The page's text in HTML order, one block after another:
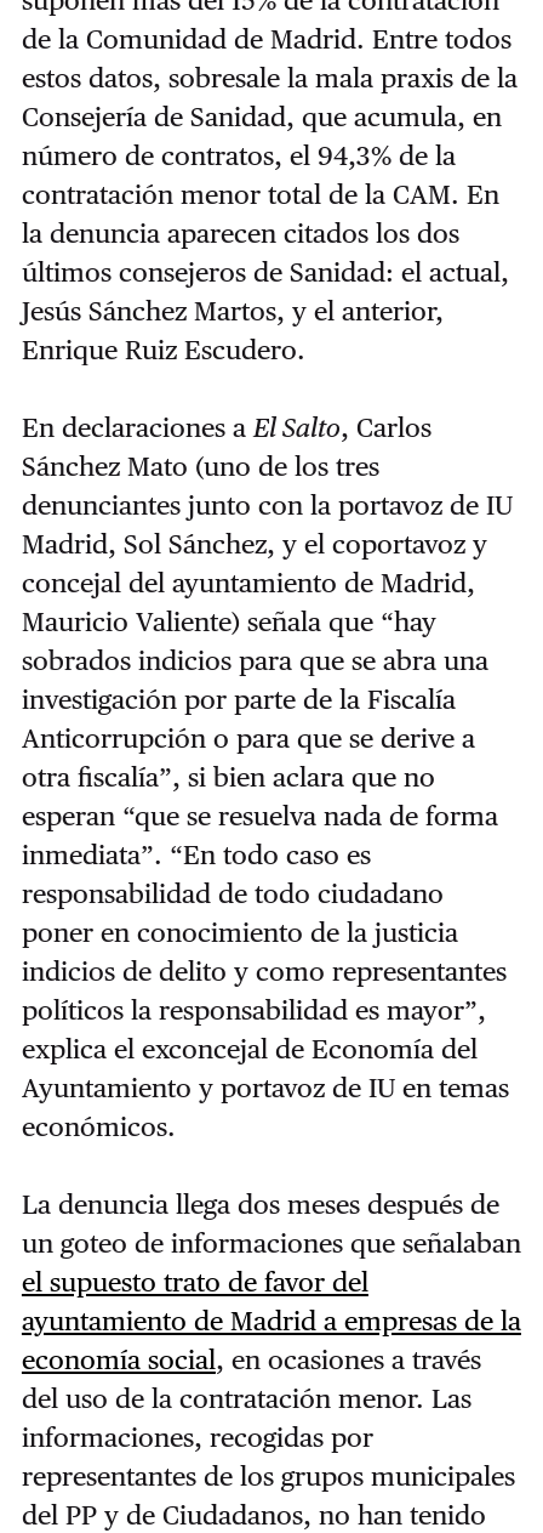
de la Comunidad de Madrid. Entre todos
estos datos, sobresale la mala praxis de la
Consejería de Sanidad, que acumula, en
número de contratos, el 94,3% de la
contratación menor total de la CAM. En
la denuncia aparecen citados los dos
últimos consejeros de Sanidad: el actual,
Jesús Sánchez Martos, y el anterior,
Enrique Ruiz Escudero.
En declaraciones aEl Salto, Carlos
Sánchez Mato (uno de los tres
denunciantes junto con la portavoz de IU
Madrid, Sol Sánchez, y el coportavoz y
concejal del ayuntamiento de Madrid,
Mauricio Valiente) señala que “hay
sobrados indicios para que se abra una
investigación por parte de la Fiscalía
Anticorrupción o para que se derive a
otra fiscalía”, si bien aclara que no
esperan “que se resuelva nada de forma
inmediata”. “En todo caso es
responsabilidad de todo ciudadano
poner en conocimiento de la justicia
indicios de delito y como representantes
políticos la responsabilidad es mayor”,
explica el exconcejal de Economía del
Ayuntamiento y portavoz de IU en temas
económicos.
La denuncia llega dos meses después de
un goteo de informaciones que señalaban
el supuesto trato de favor del
ayuntamiento de Madrid a empresas de la
economía social, en ocasiones a través
del uso de la contratación menor. Las
informaciones, recogidas por
representantes de los grupos municipales
del PP y de Ciudadanos, no han tenido